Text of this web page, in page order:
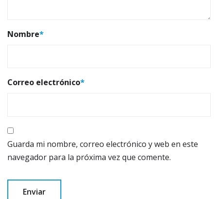
Nombre*
Correo electrónico*
Guarda mi nombre, correo electrónico y web en este
navegador para la próxima vez que comente.